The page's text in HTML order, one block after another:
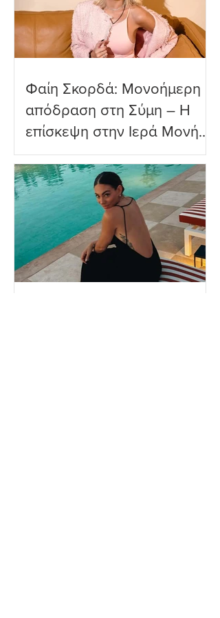
Φαίη Σκορδά: Μονοήμερη
απόδραση στη Σύμη – Η
επίσκεψη στην Ιερά Μονή
Πανορμίτη